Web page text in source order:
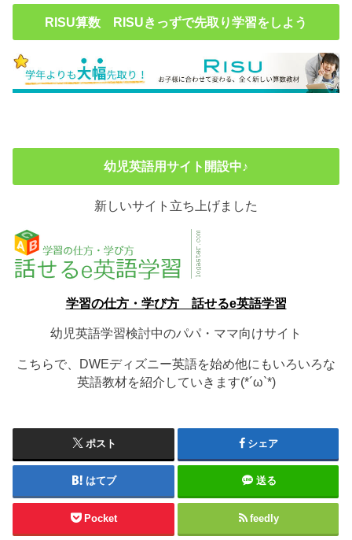
RISU算数 RISUきっずで先取り学習をしよう
幼児英語用サイト開設中♪
新しいサイト立ち上げました
学習の仕方・学び方 話せるe英語学習
幼児英語学習検討中のパパ・ママ向けサイト
こちらで、DWEディズニー英語を始め他にもいろいろな
英語教材を紹介していきます(*´ω`*)
ポスト シェア
はてブ 送る
Pocket feedly